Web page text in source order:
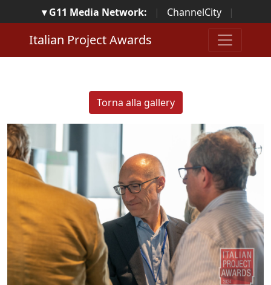
▾ G11 Media Network: | ChannelCity
|
ImpresaCity | SecurityOpenLab | Italian Channel
Awards | Italian Project Awards
Italian Security
Awards | ...
Italian Project Awards
Torna alla gallery